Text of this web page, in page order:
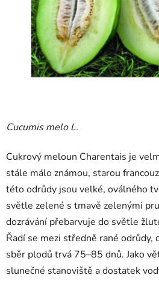
Cucumis melo L.
Cukrový meloun Charentais je
stále málo známou, starou
této odrůdy jsou velké, oválného
světle zelené s tmavě zelenými
dozrávání přebarvuje do světle
Řadí se mezi středně rané odrůdy,
sběr plodů trvá 75–85 dnů. Jako
slunečné stanoviště a dostatek